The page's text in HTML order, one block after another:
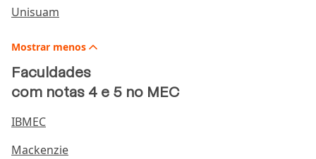
Unisuam
Mostrar menos
Faculdades
com notas 4 e 5 no MEC
IBMEC
Mackenzie